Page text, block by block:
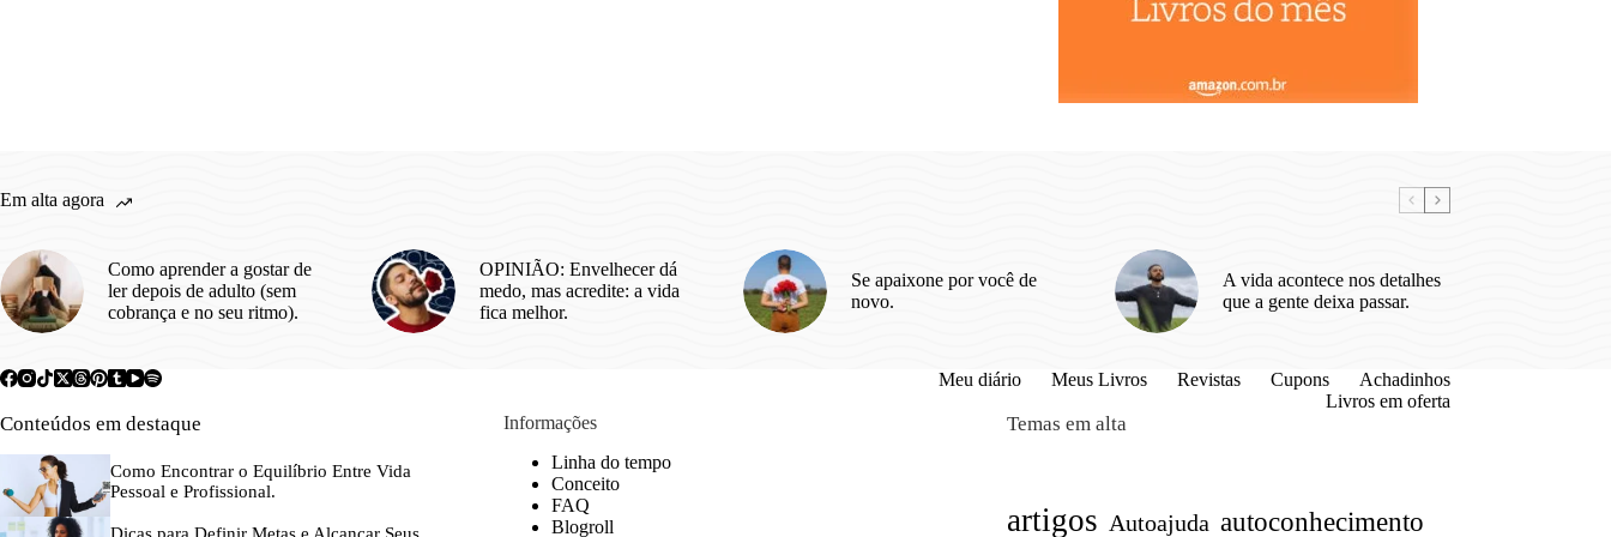
Em alta agora
Como aprender a gostar de
ler depois de adulto (sem
cobrança e no seu ritmo).
OPINIÃO: Envelhecer dá
medo, mas acredite: a vida
fica melhor.
Se apaixone por você de
novo.
A vida acontece nos detalhes
que a gente deixa passar.
Meu diário Meus Livros Revistas Cupons
Achadinhos
Livros em oferta
Conteúdos em destaque
Como Encontrar o Equilíbrio Entre Vida
Pessoal e Profissional.
Dicas para Definir Metas e Alcançar Seus
Informações
Linha do tempo
Conceito
FAQ
Blogroll
Temas em alta
artigos Autoajuda autoconhecimento